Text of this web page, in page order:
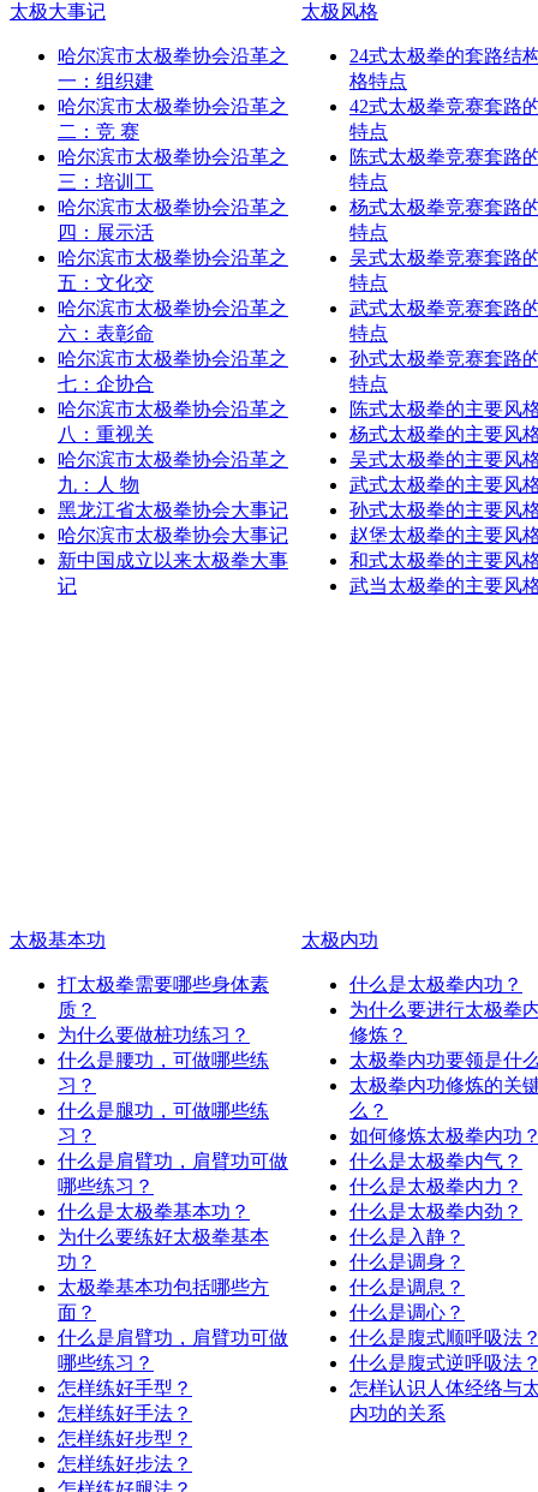
太极大事记
哈尔滨市太极拳协会沿革之
一：组织建
哈尔滨市太极拳协会沿革之
二：竞 赛
哈尔滨市太极拳协会沿革之
三：培训工
哈尔滨市太极拳协会沿革之
四：展示活
哈尔滨市太极拳协会沿革之
五：文化交
哈尔滨市太极拳协会沿革之
六：表彰命
哈尔滨市太极拳协会沿革之
七：企协合
哈尔滨市太极拳协会沿革之
八：重视关
哈尔滨市太极拳协会沿革之
九：人 物
黑龙江省太极拳协会大事记
哈尔滨市太极拳协会大事记
新中国成立以来太极拳大事
记
太极风格
24式太极拳的套路结
格特点
42式太极拳竞赛套路
特点
陈式太极拳竞赛套路
特点
杨式太极拳竞赛套路
特点
吴式太极拳竞赛套路
特点
武式太极拳竞赛套路
特点
孙式太极拳竞赛套路
特点
陈式太极拳的主要风
杨式太极拳的主要风
吴式太极拳的主要风
武式太极拳的主要风
孙式太极拳的主要风
赵堡太极拳的主要风
和式太极拳的主要风
武当太极拳的主要风
太极基本功
打太极拳需要哪些身体素
质？
为什么要做桩功练习？
什么是腰功，可做哪些练
习？
什么是腿功，可做哪些练
习？
什么是肩臂功，肩臂功可做
哪些练习？
什么是太极拳基本功？
为什么要练好太极拳基本
功？
太极拳基本功包括哪些方
面？
什么是肩臂功，肩臂功可做
哪些练习？
怎样练好手型？
怎样练好手法？
怎样练好步型？
怎样练好步法？
太极内功
什么是太极拳内功？
为什么要进行太极拳
修炼？
太极拳内功要领是什
太极拳内功修炼的关
么？
如何修炼太极拳内功
什么是太极拳内气？
什么是太极拳内力？
什么是太极拳内劲？
什么是入静？
什么是调身？
什么是调息？
什么是调心？
什么是腹式顺呼吸法
什么是腹式逆呼吸法
怎样认识人体经络与
内功的关系